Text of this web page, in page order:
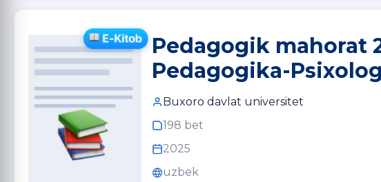
Pedagogik mahorat
Pedagogika-
Buxoro davlat universitet
198 bet
2025
uzbek